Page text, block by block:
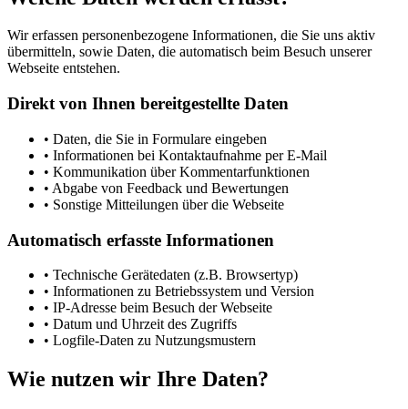
Wir erfassen personenbezogene Informationen, die Sie uns aktiv
übermitteln, sowie Daten, die automatisch beim Besuch unserer
Webseite entstehen.
Direkt von Ihnen bereitgestellte Daten
• Daten, die Sie in Formulare eingeben
• Informationen bei Kontaktaufnahme per E-Mail
• Kommunikation über Kommentarfunktionen
• Abgabe von Feedback und Bewertungen
• Sonstige Mitteilungen über die Webseite
Automatisch erfasste Informationen
• Technische Gerätedaten (z.B. Browsertyp)
• Informationen zu Betriebssystem und Version
• IP-Adresse beim Besuch der Webseite
• Datum und Uhrzeit des Zugriffs
• Logfile-Daten zu Nutzungsmustern
Wie nutzen wir Ihre Daten?